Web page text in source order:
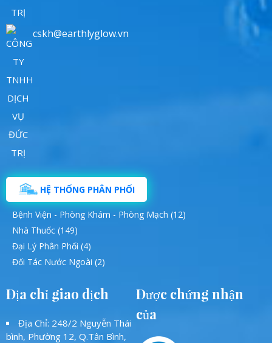
cskh@earthlyglow.vn
HỆ THỐNG PHÂN PHỐI
Bệnh Viện - Phòng Khám - Phòng Mạch (12)
Nhà Thuốc (149)
Đại Lý Phân Phối (4)
Đối Tác Nước Ngoài (2)
Địa chỉ giao dịch
Địa Chỉ: 248/2 Nguyễn Thái
bình, Phường 12, Q.Tân Bình,
Được chứng nhận
của